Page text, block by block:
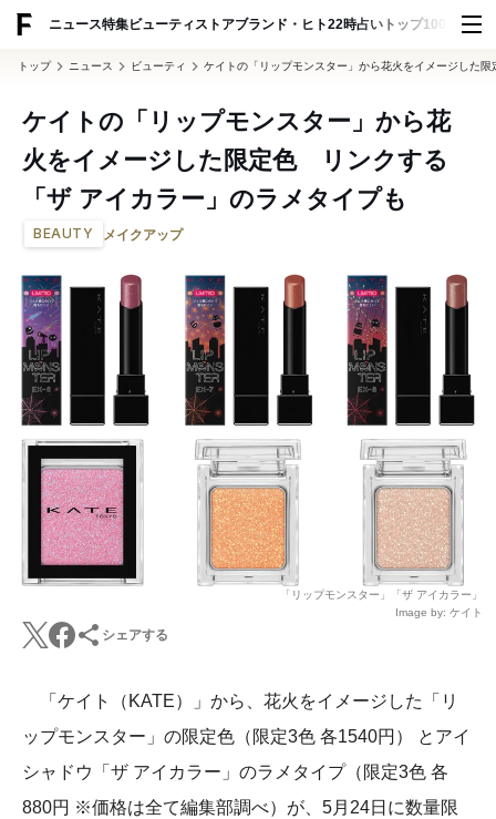
ニュース特集ビューティ ストアブランド・ヒト22時占い トップ100 スナッ
トップ ニュース ビューティ ケイトの「リップモンスター」から花火をイメージした
ケイトの「リップモンスター」から花
火をイメージした限定色 リンクする
「ザ アイカラー」のラメタイプも
BEAUTY メイクアップ
「リップモンスター」「ザ アイカラー」
Image by: ケイト
シェアする
「ケイト（KATE）」から、花火をイメージした「リ
ップモンスター」の限定色（限定3色 各1540円） とアイ
シャドウ「ザ アイカラー」のラメタイプ（限定3色 各
880円 ※価格は全て編集部調べ）が、5月24日に数量限